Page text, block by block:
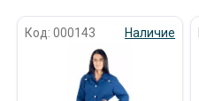
Код: 000143 Наличие